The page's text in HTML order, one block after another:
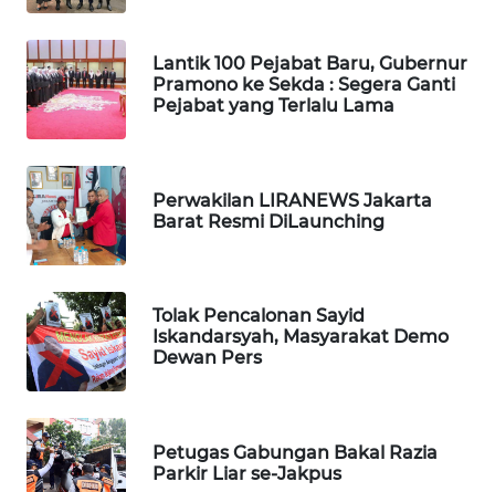
Lantik 100 Pejabat Baru, Gubernur
Pramono ke Sekda : Segera Ganti
Pejabat yang Terlalu Lama
Perwakilan LIRANEWS Jakarta
Barat Resmi DiLaunching
Tolak Pencalonan Sayid
Iskandarsyah, Masyarakat Demo
Dewan Pers
Petugas Gabungan Bakal Razia
Parkir Liar se-Jakpus
SERDANG
WN
TEBING
TINGGI
WN
PAKPAK
WN
WN
BEKASI
WN
BOGOR